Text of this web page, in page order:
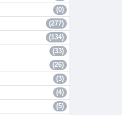
(0)
(277)
(134)
(33)
(26)
(3)
(4)
(5)